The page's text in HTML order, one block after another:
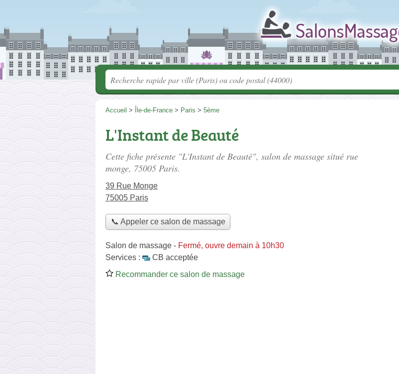
Accueil > Île-de-France > Paris > 5ème
L'Instant de Beauté
Cette fiche présente "L'Instant de Beauté", salon de massage situé rue
monge, 75005 Paris.
39 Rue Monge
75005 Paris
📞 Appeler ce salon de massage
Salon de massage - Fermé, ouvre demain à 10h30
Services :
CB acceptée
Recommander ce salon de massage